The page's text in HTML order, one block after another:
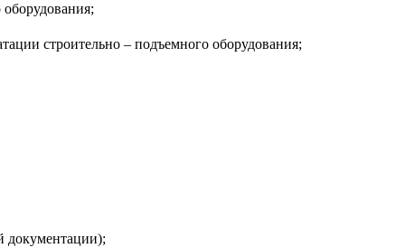
строительно – подъемного оборудования;
документации);